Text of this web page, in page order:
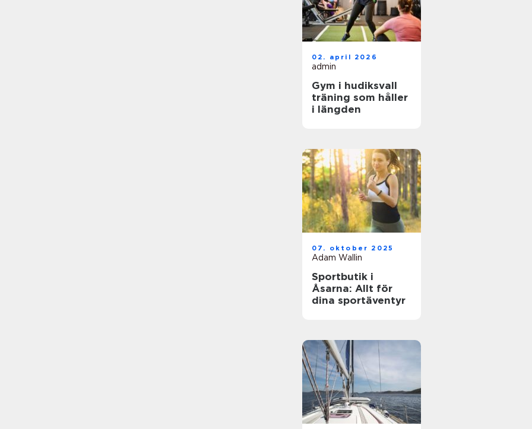
02. april 2026
admin
Gym i hudiksvall
träning som håller
i längden
07. oktober 2025
Adam Wallin
Sportbutik i
Åsarna: Allt för
dina sportäventyr